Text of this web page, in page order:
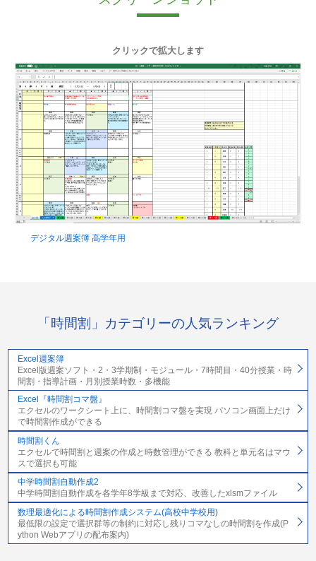
クリックで拡大します
デジタル週案簿 高学年用
「時間割」カテゴリーの人気ランキング
Excel週案簿
Excel版週案ソフト・2・3学期制・モジュール・7時間目・40分授業・時
間割・指導計画・月別授業時数・多機能
Excel『時間割コマ盤』
エクセルのワークシート上に、時間割コマ盤を実現 パソコン画面上だけ
で時間割作成ができる
時間割くん
エクセルで時間割と週案の作成と時数管理ができる 教科と単元名はマウ
スで選択も可能
中学時間割自動作成2
中学時間割自動作成を各学年8学級まで対応、改善したxlsmファイル
数理最適化による時間割作成システム(高校中学校用)
最低限の設定で選択群等の制約に対応し残りコマなしの時間割を作成(P
ython Webアプリの配布案内)